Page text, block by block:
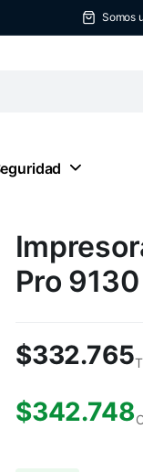
Somos
Pro
$332.765
$342.748